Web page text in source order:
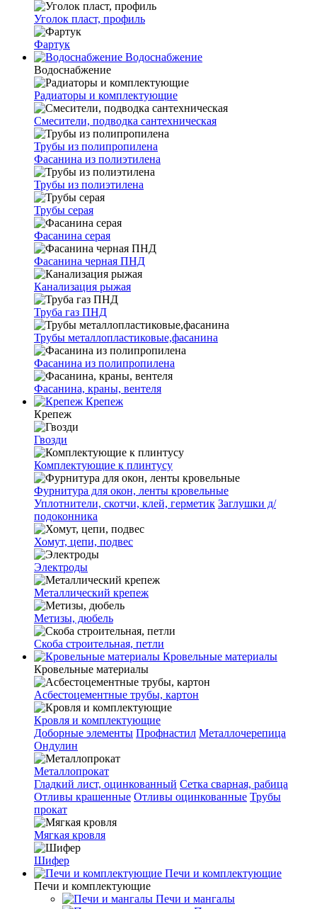
Уголок пласт, профиль
Фартук
Водоснабжение
Водоснабжение
Радиаторы и комплектующие
Смесители, подводка сантехническая
Трубы из полипропилена
Фасанина из полиэтилена
Трубы из полиэтилена
Трубы серая
Фасанина серая
Фасанина черная ПНД
Канализация рыжая
Труба газ ПНД
Трубы металлопластиковые,фасанина
Фасанина из полипропилена
Фасанина, краны, вентеля
Крепеж
Крепеж
Гвозди
Комплектующие к плинтусу
Фурнитура для окон, ленты кровельные
Уплотнители, скотчи, клей, герметик Заглушки д/
подоконника
Хомут, цепи, подвес
Электроды
Металлический крепеж
Метизы, дюбель
Скоба строительная, петли
Кровельные материалы
Кровельные материалы
Асбестоцементные трубы, картон
Кровля и комплектующие
Доборные элементы Профнастил Металлочерепица
Ондулин
Металлопрокат
Гладкий лист, оцинкованный Сетка сварная, рабица
Отливы крашенные Отливы оцинкованные Трубы
прокат
Мягкая кровля
Шифер
Печи и комплектующие
Печи и комплектующие
Печи и мангалы